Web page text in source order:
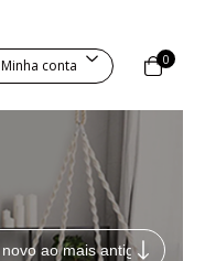
Minha conta 0